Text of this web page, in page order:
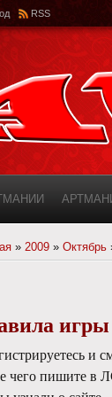
RSS
О
» 2009 » Октябрь
игры
и
чего пишите в